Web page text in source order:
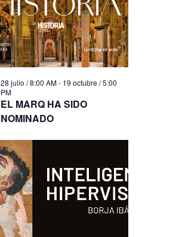
EL MARQ HA SIDO
NOMINADO
28 julio / 8:00 AM- 19 octubre / 5:00
PM